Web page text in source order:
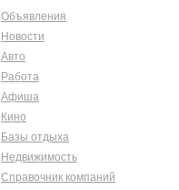
Объявления
Новости
Авто
Работа
Афиша
Кино
Базы отдыха
Недвижимость
Справочник компаний